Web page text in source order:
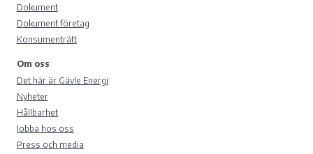
Dokument
Dokument företag
Konsumenträtt
Om oss
Det här är Gävle Energi
Nyheter
Hållbarhet
Jobba hos oss
Press och media